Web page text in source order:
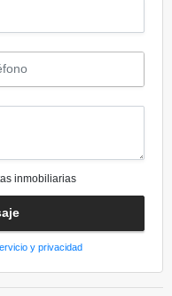
inmobiliarias
y privacidad